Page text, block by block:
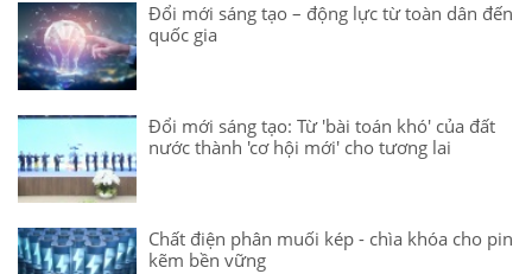
Đổi mới sáng tạo – động lực từ toàn dân đến
quốc gia
Đổi mới sáng tạo: Từ 'bài toán khó' của đất
nước thành 'cơ hội mới' cho tương lai
Chất điện phân muối kép - chìa khóa cho pin
kẽm bền vững